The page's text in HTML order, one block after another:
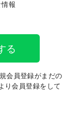
報
る
会員登録がまだの
り会員登録をして